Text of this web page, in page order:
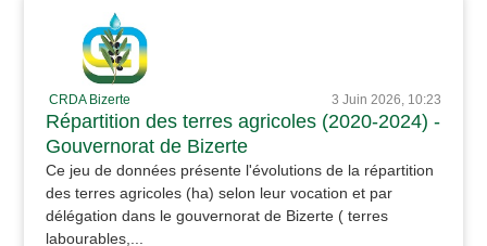
CRDA Bizerte 3 Juin 2026, 10:23
Répartition des terres agricoles (2020-2024) -
Gouvernorat de Bizerte
Ce jeu de données présente l'évolutions de la répartition
des terres agricoles (ha) selon leur vocation et par
délégation dans le gouvernorat de Bizerte ( terres
labourables,...